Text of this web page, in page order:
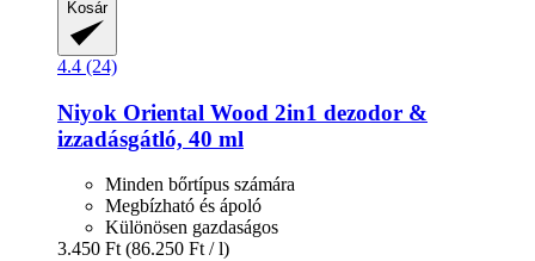
Kosár
4.4 (24)
Niyok Oriental Wood 2in1 dezodor &
izzadásgátló, 40 ml
Minden bőrtípus számára
Megbízható és ápoló
Különösen gazdaságos
3.450 Ft (86.250 Ft / l)